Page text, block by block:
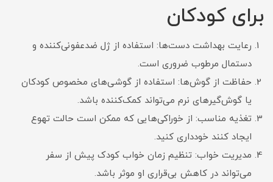
برای کودکان
رعایت بهداشت دست‌ها: استفاده از ژل ضدعفونی‌کننده و
دستمال مرطوب ضروری است.
حفاظت از گوش‌ها: استفاده از گوشی‌های مخصوص کودکان
یا گوش‌گیرهای نرم می‌تواند کمک‌کننده باشد.
تغذیه مناسب: از خوراکی‌هایی که ممکن است حالت تهوع
ایجاد کنند خودداری کنید.
مدیریت خواب: تنظیم زمان خواب کودک پیش از سفر
می‌تواند در کاهش بی‌قراری او موثر باشد.